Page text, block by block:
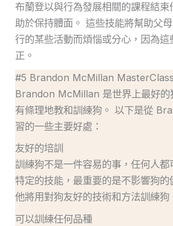
布蘭登以與行為發展相關的課程結
助於保持體面。 這些技能將幫助父
行的某些活動而煩惱或分心，因為這
正。
#5 Brandon McMillan
Brandon McMillan 是世界上最好的
有條理地教和訓練狗。 以下是從
習的一些主要好處：
友好的培訓
訓練狗不是一件容易的事，任何人
特定的技能，最重要的是不影響狗的
他將用對狗友好的技術和方法訓練狗
可以訓練任何品種